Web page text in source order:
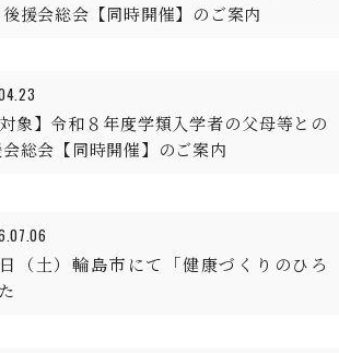
援会総会【同時開催】のご案内
象】令和８年度学類入学者の父母等との
総会【同時開催】のご案内
（土）輪島市にて「健康づくりのひろ